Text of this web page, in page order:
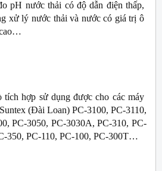
pH nước thải có độ dẫn điện thấp,
xử lý nước thải và nước có giá trị ô
tích hợp sử dụng được cho các máy
(Đài Loan) PC-3100, PC-3110,
PC-3050, PC-3030A, PC-310, PC-
350, PC-110, PC-100, PC-300T…